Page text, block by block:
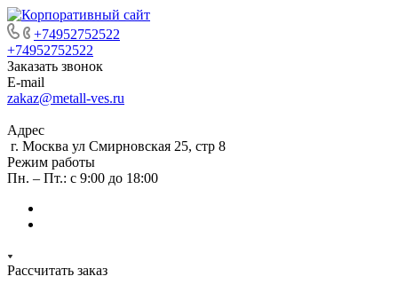
+74952752522
+74952752522
Заказать звонок
E-mail
zakaz@metall-ves.ru
Адрес
г. Москва ул Смирновская 25, стр 8
Режим работы
Пн. – Пт.: с 9:00 до 18:00
Рассчитать заказ